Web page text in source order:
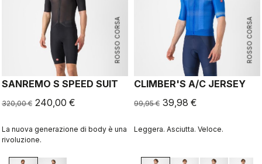
ROSSO CORSA
SANREMO S SPEED SUIT
320,00 € 240,00 €
La nuova generazione di body è una
rivoluzione.
ROSSO CORSA
CLIMBER'S A/C JERSEY
99,95 € 39,98 €
Leggera. Asciutta. Veloce.